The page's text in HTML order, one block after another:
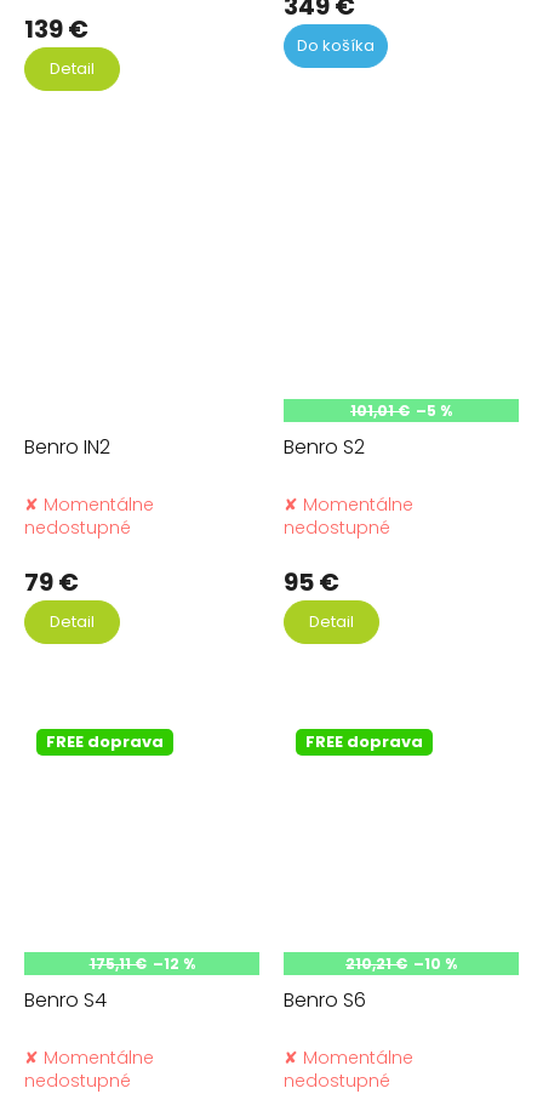
139 €
Detail
Do košíka
Benro IN2
✘ Momentálne
nedostupné
79 €
Detail
101,01 € –5 %
Benro S2
✘ Momentálne
nedostupné
95 €
Detail
FREE doprava
175,11 € –12 %
Benro S4
✘ Momentálne
nedostupné
FREE doprava
210,21 € –10 %
Benro S6
✘ Momentálne
nedostupné